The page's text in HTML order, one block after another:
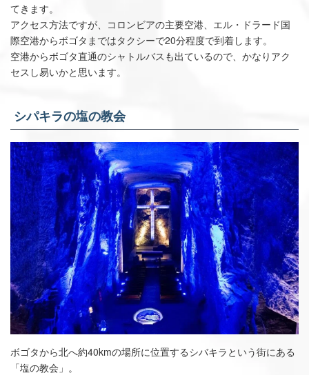
てきます。
アクセス方法ですが、コロンビアの主要空港、エル・ドラード国
際空港からボゴタまではタクシーで20分程度で到着します。
空港からボゴタ直通のシャトルバスも出ているので、かなりアク
セスし易いかと思います。
シパキラの塩の教会
ボゴタから北へ約40kmの場所に位置するシバキラという街にある
「塩の教会」。